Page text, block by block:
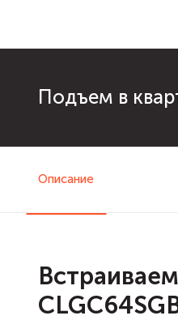
Подъем в
Описание